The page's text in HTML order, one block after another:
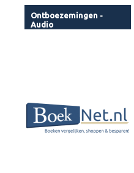
Ontboezemingen -
Audio